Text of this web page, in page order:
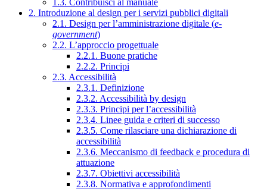
1.3. Contribuisci al manuale
2. Introduzione al design per i servizi pubblici digitali
2.1. Design per l’amministrazione digitale (e-
government)
2.2. L’approccio progettuale
2.2.1. Buone pratiche
2.2.2. Principi
2.3. Accessibilità
2.3.1. Definizione
2.3.2. Accessibilità by design
2.3.3. Principi per l’accessibilità
2.3.4. Linee guida e criteri di successo
2.3.5. Come rilasciare una dichiarazione di
accessibilità
2.3.6. Meccanismo di feedback e procedura di
attuazione
2.3.7. Obiettivi accessibilità
2.3.8. Normativa e approfondimenti